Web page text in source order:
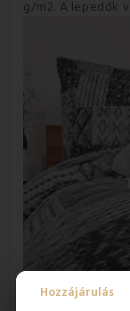
Hozzájárulás
g/m2. A lepedők